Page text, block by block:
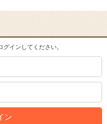
インしてください。